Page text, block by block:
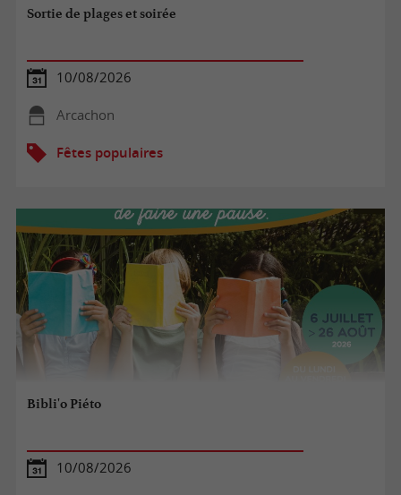
Sortie de plages et soirée
10/08/2026
Arcachon
Fêtes populaires
Bibli'o Piéto
10/08/2026